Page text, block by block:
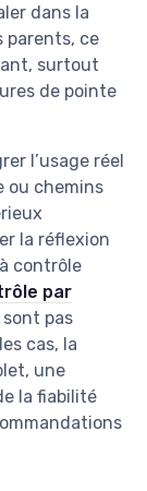
dans la
parents, ce
surtout
de pointe
l’usage réel
ou chemins
la réflexion
contrôle
par
pas
cas, la
une
la fiabilité